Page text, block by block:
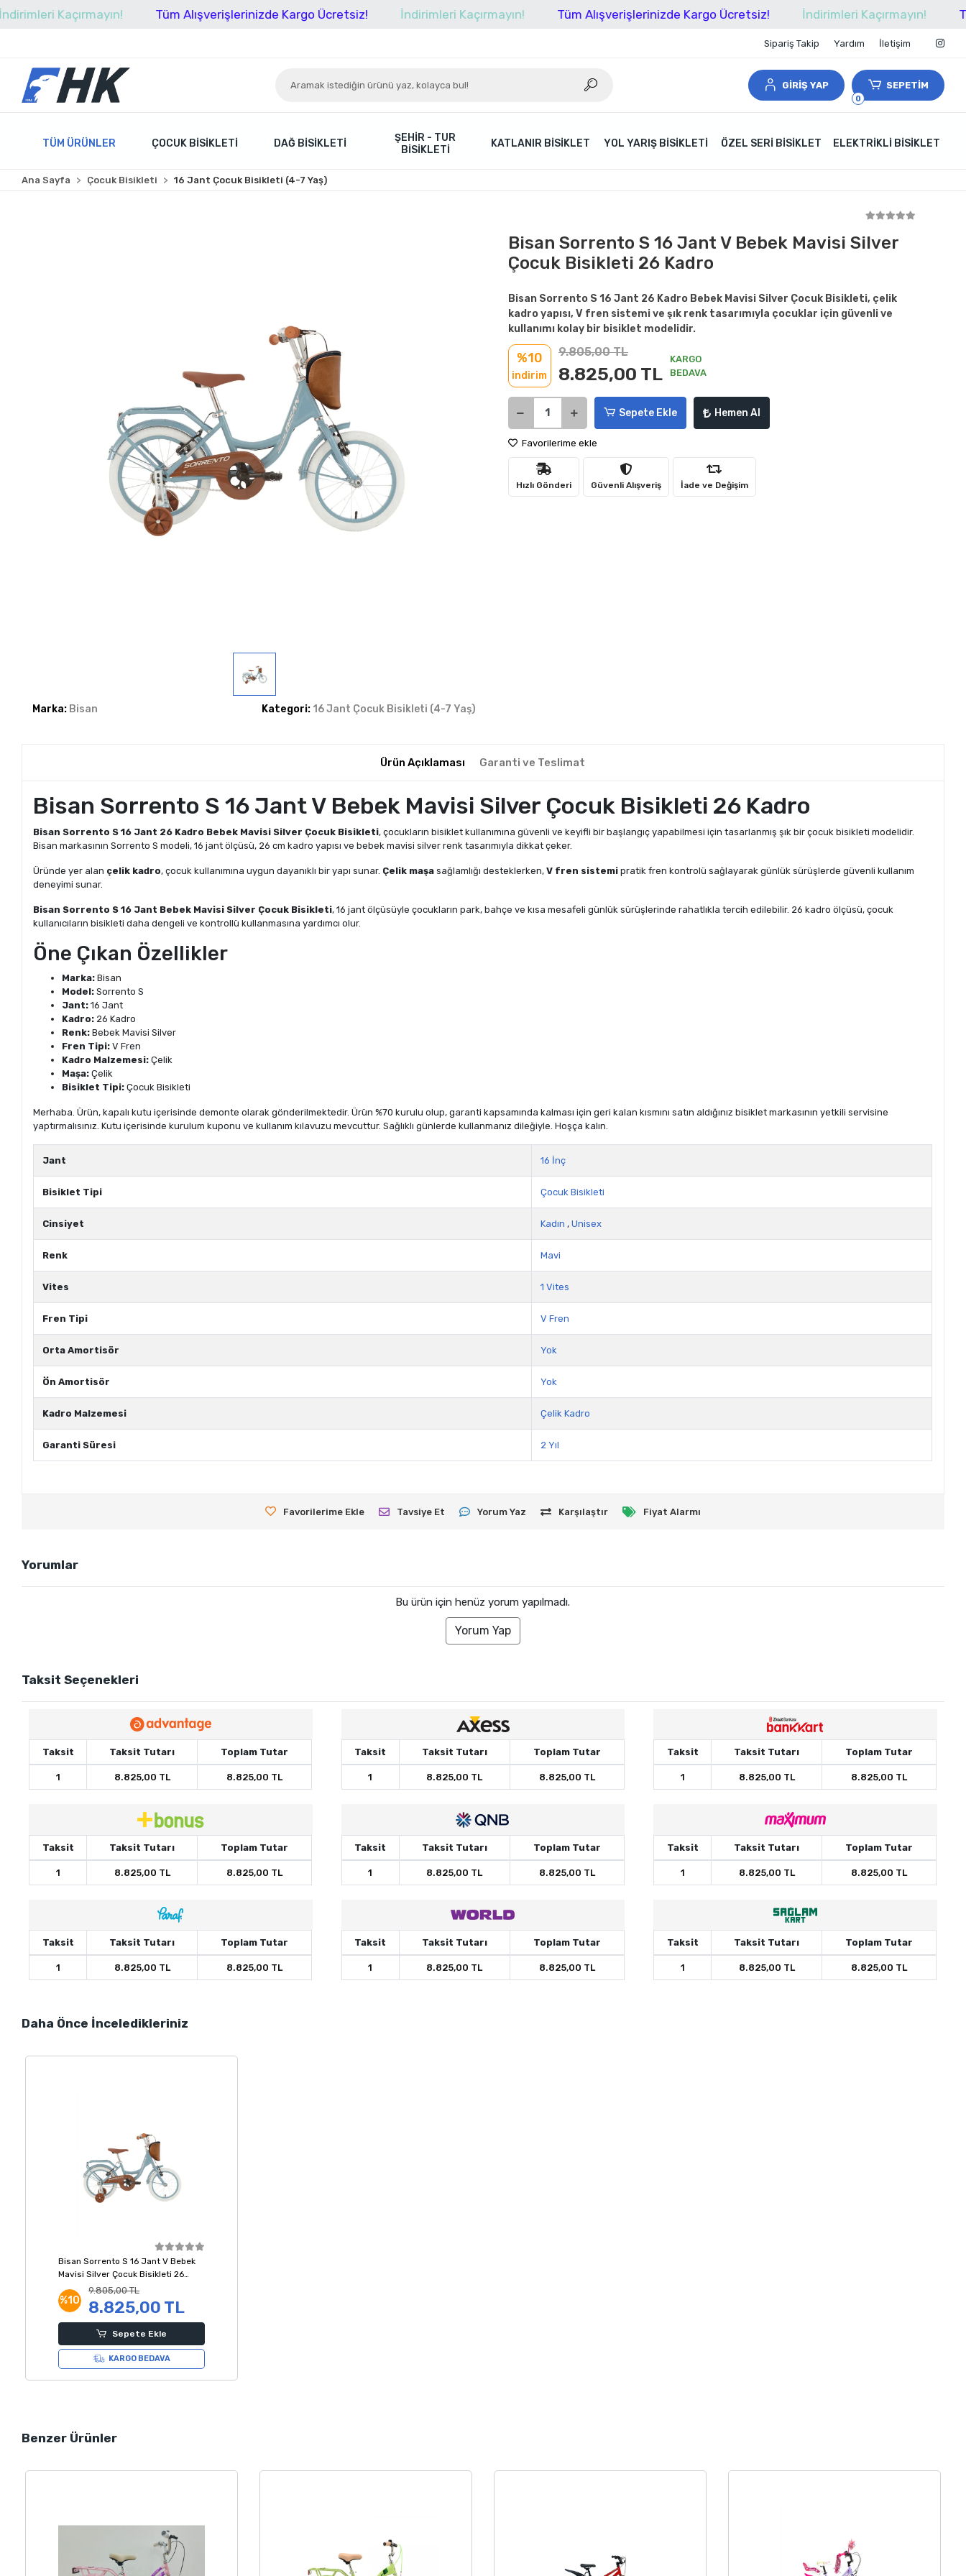
Kaçırmayın! Tüm Alışverişlerinizde Kargo Ücretsiz! İndirimleri Kaçırmayın! Tüm Alışverişlerinizde Kargo Ücretsiz! İndirimleri Kaçırmayın! Tüm
Sipariş Takip Yardım İletişim
GİRİŞ YAP
0
SEPETİM
TÜM ÜRÜNLER ÇOCUK BISIKLETI DAĞ BISIKLETI
ŞEHIR - TUR
BISIKLETI
KATLANIR BISIKLET YOL YARIŞ BISIKLETI ÖZEL SERI BISIKLET ELEKTRIKLI BISIKLET
Ana Sayfa Çocuk Bisikleti 16 Jant Çocuk Bisikleti (4-7 Yaş)
Marka: Bisan Kategori: 16 Jant Çocuk Bisikleti (4-7 Yaş)
Bisan Sorrento S 16 Jant V Bebek Mavisi Silver
Çocuk Bisikleti 26 Kadro
Bisan Sorrento S 16 Jant 26 Kadro Bebek Mavisi Silver Çocuk Bisikleti, çelik
kadro yapısı, V fren sistemi ve şık renk tasarımıyla çocuklar için güvenli ve
kullanımı kolay bir bisiklet modelidir.
%10
indirim
9.805,00 TL
8.825,00 TL
KARGO
BEDAVA
Sepete Ekle Hemen Al
Favorilerime ekle
Hızlı Gönderi Güvenli Alışveriş İade ve Değişim
Ürün Açıklaması Garanti ve Teslimat
Bisan Sorrento S 16 Jant V Bebek Mavisi Silver Çocuk Bisikleti 26 Kadro
Bisan Sorrento S 16 Jant 26 Kadro Bebek Mavisi Silver Çocuk Bisikleti, çocukların bisiklet kullanımına güvenli ve keyifli bir başlangıç yapabilmesi için tasarlanmış şık bir çocuk bisikleti modelidir.
Bisan markasının Sorrento S modeli, 16 jant ölçüsü, 26 cm kadro yapısı ve bebek mavisi silver renk tasarımıyla dikkat çeker.
Üründe yer alan çelik kadro, çocuk kullanımına uygun dayanıklı bir yapı sunar. Çelik maşa sağlamlığı desteklerken,V fren sistemi pratik fren kontrolü sağlayarak günlük sürüşlerde güvenli kullanım
deneyimi sunar.
Bisan Sorrento S 16 Jant Bebek Mavisi Silver Çocuk Bisikleti, 16 jant ölçüsüyle çocukların park, bahçe ve kısa mesafeli günlük sürüşlerinde rahatlıkla tercih edilebilir. 26 kadro ölçüsü, çocuk
kullanıcıların bisikleti daha dengeli ve kontrollü kullanmasına yardımcı olur.
Öne Çıkan Özellikler
Marka: Bisan
Model: Sorrento S
Jant: 16 Jant
Kadro: 26 Kadro
Renk: Bebek Mavisi Silver
Fren Tipi: V Fren
Kadro Malzemesi: Çelik
Maşa: Çelik
Bisiklet Tipi: Çocuk Bisikleti
Merhaba. Ürün, kapalı kutu içerisinde demonte olarak gönderilmektedir. Ürün %70 kurulu olup, garanti kapsamında kalması için geri kalan kısmını satın aldığınız bisiklet markasının yetkili servisine
yaptırmalısınız. Kutu içerisinde kurulum kuponu ve kullanım kılavuzu mevcuttur. Sağlıklı günlerde kullanmanız dileğiyle. Hoşça kalın.
Jant 16 İnç
Bisiklet Tipi Çocuk Bisikleti
Cinsiyet Kadın ,Unisex
Renk Mavi
Vites 1 Vites
Fren Tipi V Fren
Orta Amortisör Yok
Ön Amortisör Yok
Kadro Malzemesi Çelik Kadro
Garanti Süresi 2 Yıl
Favorilerime Ekle Tavsiye Et Yorum Yaz Karşılaştır Fiyat Alarmı
Yorumlar
Bu ürün için henüz yorum yapılmadı.
Yorum Yap
Taksit Seçenekleri
Taksit Taksit Tutarı Toplam Tutar
1 8.825,00 TL 8.825,00 TL
Taksit Taksit Tutarı Toplam Tutar
1 8.825,00 TL 8.825,00 TL
Taksit Taksit Tutarı Toplam Tutar
1 8.825,00 TL 8.825,00 TL
Taksit Taksit Tutarı Toplam Tutar
1 8.825,00 TL 8.825,00 TL
Taksit Taksit Tutarı Toplam Tutar
1 8.825,00 TL 8.825,00 TL
Taksit Taksit Tutarı Toplam Tutar
1 8.825,00 TL 8.825,00 TL
Taksit Taksit Tutarı Toplam Tutar
1 8.825,00 TL 8.825,00 TL
Taksit Taksit Tutarı Toplam Tutar
1 8.825,00 TL 8.825,00 TL
Taksit Taksit Tutarı Toplam Tutar
1 8.825,00 TL 8.825,00 TL
Daha Önce İnceledikleriniz
Bisan Sorrento S 16 Jant V Bebek
Mavisi Silver Çocuk Bisikleti 26
Kadro
%10
9.805,00 TL
8.825,00 TL
Sepete Ekle
KARGO BEDAVA
Benzer Ürünler